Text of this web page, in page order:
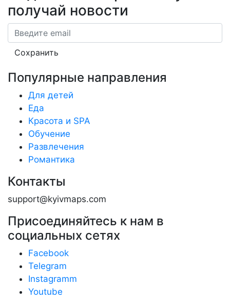
получай новости
Email
Сохранить
Популярные направления
Для детей
Еда
Красота и SPA
Обучение
Развлечения
Романтика
Контакты
support@kyivmaps.com
Присоединяйтесь к нам в
социальных сетях
Facebook
Telegram
Instagramm
Youtube